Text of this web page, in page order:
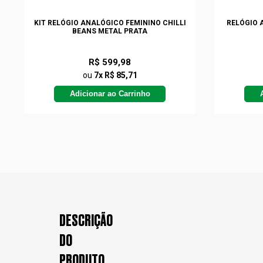
KIT RELÓGIO ANALÓGICO FEMININO CHILLI
BEANS METAL PRATA
R$ 599,98
ou 7x R$ 85,71
Adicionar ao Carrinho
RELÓGIO
DESCRIÇÃO
DO